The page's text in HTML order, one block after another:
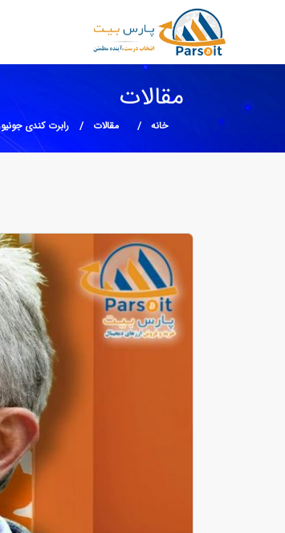
مقالات
خانه مقالات رابرت کندی